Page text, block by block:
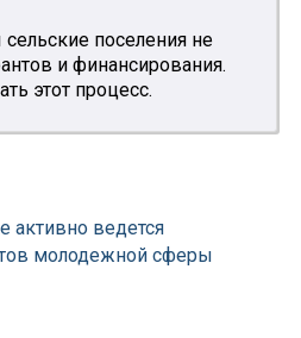
поселения не
и финансирования.
этот процесс.
активно ведется
молодежной сферы